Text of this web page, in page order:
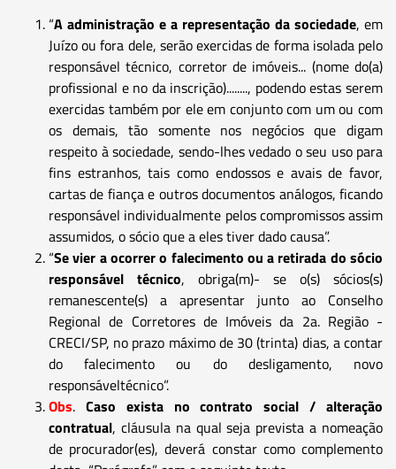
“A administração e a representação da sociedade, em
Juízo ou fora dele, serão exercidas de forma isolada pelo
responsável técnico, corretor de imóveis... (nome do(a)
profissional e no da inscrição)........, podendo estas serem
exercidas também por ele em conjunto com um ou com
os demais, tão somente nos negócios que digam
respeito à sociedade, sendo-lhes vedado o seu uso para
fins estranhos, tais como endossos e avais de favor,
cartas de fiança e outros documentos análogos, ficando
responsável individualmente pelos compromissos assim
assumidos, o sócio que a eles tiver dado causa”.
“Se vier a ocorrer o falecimento ou a retirada do sócio
responsável técnico, obriga(m)- se o(s) sócios(s)
remanescente(s) a apresentar junto ao Conselho
Regional de Corretores de Imóveis da 2a. Região -
CRECI/SP, no prazo máximo de 30 (trinta) dias, a contar
do falecimento ou do desligamento, novo
responsáveltécnico”.
Obs. Caso exista no contrato social / alteração
contratual, cláusula na qual seja prevista a nomeação
de procurador(es), deverá constar como complemento